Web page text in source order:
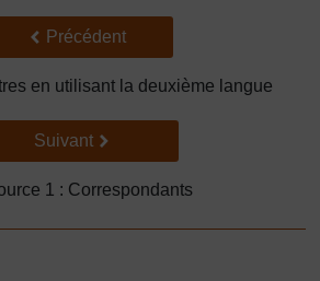
Précédent
Précédent
en utilisant la deuxième langue
Suivant
Suivant
1 : Correspondants